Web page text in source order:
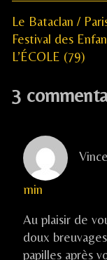
Navigation
de
Previous
post:
Le Bataclan /
Next
post:
Festival des
L’ÉCOLE (79)
3
min
Au plaisir de
doux
papilles après